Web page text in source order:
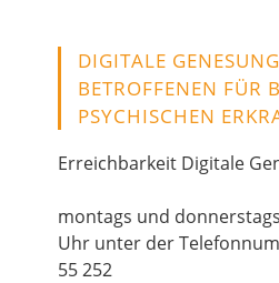
DIGITALE
BETROFFENEN FÜR
PSYCHISCHEN
Erreichbarkeit Digitale
montags und
Uhr unter der
55 252